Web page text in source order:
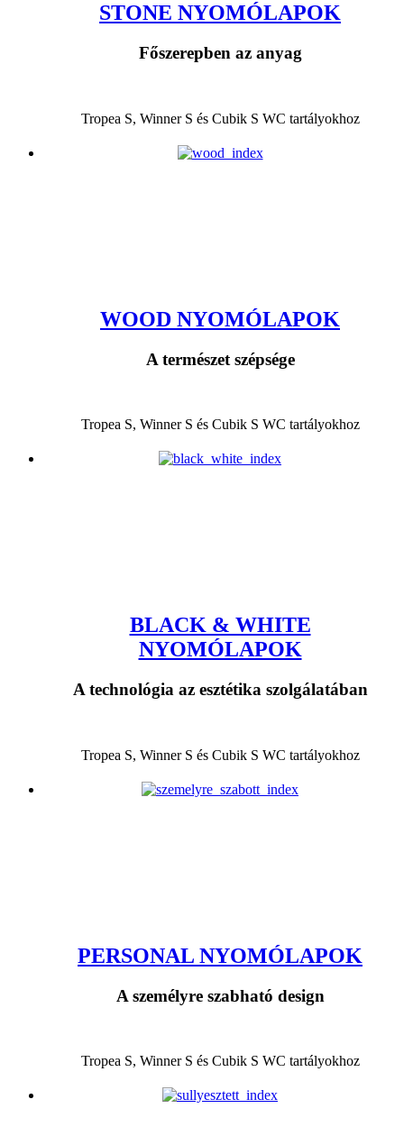
STONE NYOMÓLAPOK
Főszerepben az anyag
Tropea S, Winner S és Cubik S WC tartályokhoz
WOOD NYOMÓLAPOK
A természet szépsége
Tropea S, Winner S és Cubik S WC tartályokhoz
BLACK & WHITE
NYOMÓLAPOK
A technológia az esztétika szolgálatában
Tropea S, Winner S és Cubik S WC tartályokhoz
PERSONAL NYOMÓLAPOK
A személyre szabható design
Tropea S, Winner S és Cubik S WC tartályokhoz